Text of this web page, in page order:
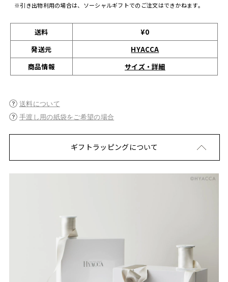
※引き出物利用の場合は、ソーシャルギフトでのご注文はできかねます。
送料
¥0
発送元
HYACCA
商品情報
サイズ・詳細
送料について
手渡し用の紙袋をご希望の場合
ギフトラッピングについて